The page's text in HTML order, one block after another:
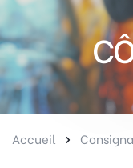
Accueil